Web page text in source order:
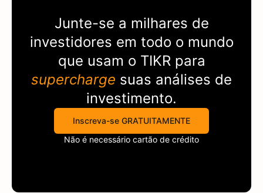
Junte-se a milhares de
investidores em todo o mundo
que usam o TIKR para
supercharge suas análises de
investimento.
Inscreva-se GRATUITAMENTE
Não é necessário cartão de crédito